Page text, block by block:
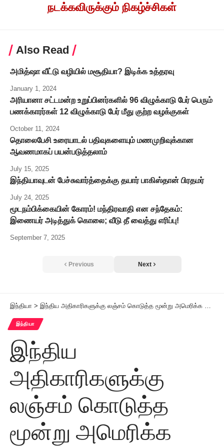
நடக்கவிருக்கும் நிகழ்ச்சிகள்
Also Read
அமித்ஷா வீட்டு வழியில் மசூதியா? இடிக்க உத்தரவு
January 1, 2024
அரியானா சட்டமன்ற உறுப்பினர்களில் 96 விழுக்காடு பேர் பெரும்
பணக்காரர்கள் 12 விழுக்காடு பேர் மீது குற்ற வழக்குகள்
October 11, 2024
தொலைபேசி உரையாடல் பதிவுகளையும் மணமுறிவுக்கான
ஆவணமாகப் பயன்படுத்தலாம்
July 15, 2025
இந்தியாவுடன் பேச்சுவார்த்தைக்கு தயார் பாகிஸ்தான் பிரதமர்
July 24, 2025
மூடநம்பிக்கையின் கோரம்! மந்திரவாதி என சந்தேகம்:
இணையர் அடித்துக் கொலை; வீடு தீ வைத்து எரிப்பு!
September 7, 2025
Previous Next
இந்தியா > இந்திய அதிகாரிகளுக்கு லஞ்சம் கொடுத்த மூன்று அமெரிக்க நிறுவனங்களுக்கு ரூ.1,600 கோடி அபராதம்
இந்தியா
இந்திய
அதிகாரிகளுக்கு
லஞ்சம் கொடுத்த
மூன்று அமெரிக்க